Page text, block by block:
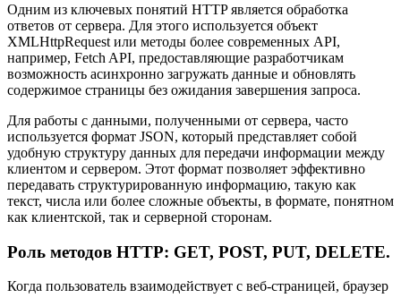
Одним из ключевых понятий HTTP является обработка
ответов от сервера. Для этого используется объект
XMLHttpRequest или методы более современных API,
например, Fetch API, предоставляющие разработчикам
возможность асинхронно загружать данные и обновлять
содержимое страницы без ожидания завершения запроса.
Для работы с данными, полученными от сервера, часто
используется формат JSON, который представляет собой
удобную структуру данных для передачи информации между
клиентом и сервером. Этот формат позволяет эффективно
передавать структурированную информацию, такую как
текст, числа или более сложные объекты, в формате, понятном
как клиентской, так и серверной сторонам.
Роль методов HTTP: GET, POST, PUT, DELETE.
Когда пользователь взаимодействует с веб-страницей, браузер